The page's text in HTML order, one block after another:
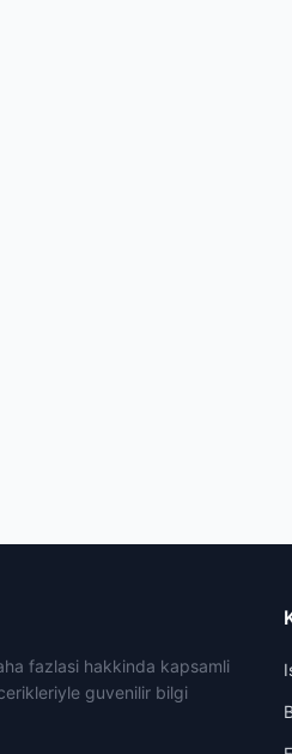
fazlasi hakkinda kapsamli
guvenilir bilgi